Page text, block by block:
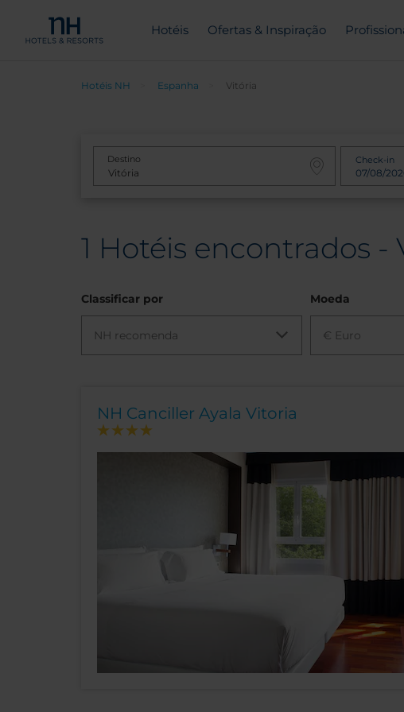
Hotéis Ofertas & Inspiração
Hotéis NH Espanha Vitória
Destino Check-in
1 Hotéis encontrados -
Classificar por
NH recomenda
Moeda
€ Euro
NH Canciller Ayala Vitoria